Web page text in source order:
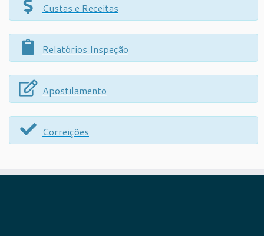
Custas e Receitas
Relatórios Inspeção
Apostilamento
Correições